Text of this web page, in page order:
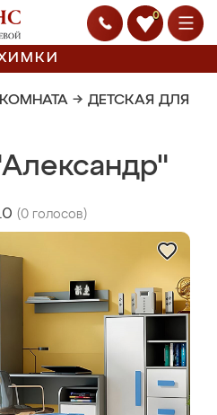
0
→ ДЕТСКАЯ ДЛЯ
(0 голосов)